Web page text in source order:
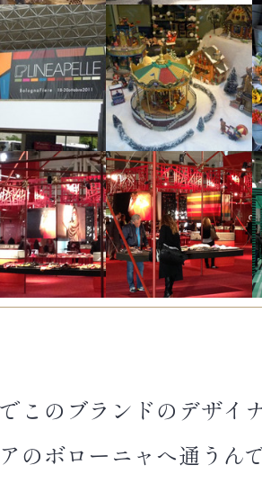
このブランドのデザ
のボローニャへ通う